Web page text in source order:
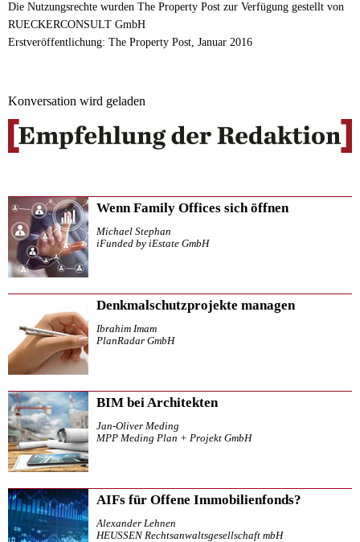
Die Nutzungsrechte wurden The Property Post zur Verfügung gestellt von
RUECKERCONSULT GmbH
Erstveröffentlichung: The Property Post, Januar 2016
Konversation wird geladen
Wenn Family Offices sich öffnen
Michael Stephan
iFunded by iEstate GmbH
Denkmalschutzprojekte managen
Ibrahim Imam
PlanRadar GmbH
BIM bei Architekten
Jan-Oliver Meding
MPP Meding Plan + Projekt GmbH
AIFs für Offene Immobilienfonds?
Alexander Lehnen
HEUSSEN Rechtsanwaltsgesellschaft mbH